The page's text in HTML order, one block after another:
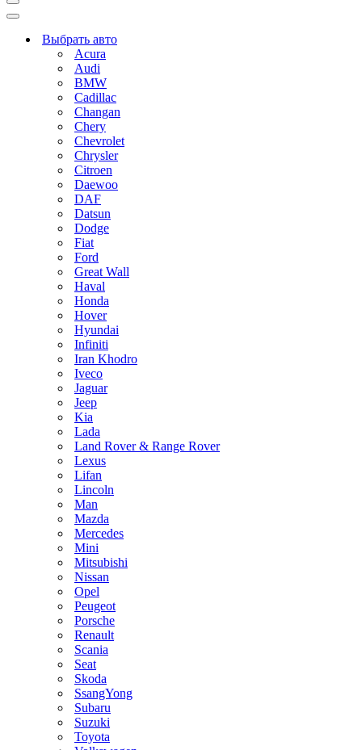
Меню
навигации
Меню
навигацииВыбрать авто
Acura
Audi
BMW
Cadillac
Changan
Chery
Chevrolet
Chrysler
Citroen
Daewoo
DAF
Datsun
Dodge
Fiat
Ford
Great Wall
Haval
Honda
Hover
Hyundai
Infiniti
Iran Khodro
Iveco
Jaguar
Jeep
Kia
Lada
Land Rover & Range Rover
Lexus
Lifan
Lincoln
Man
Mazda
Mercedes
Mini
Mitsubishi
Nissan
Opel
Peugeot
Porsche
Renault
Scania
Seat
Skoda
SsangYong
Subaru
Suzuki
Toyota